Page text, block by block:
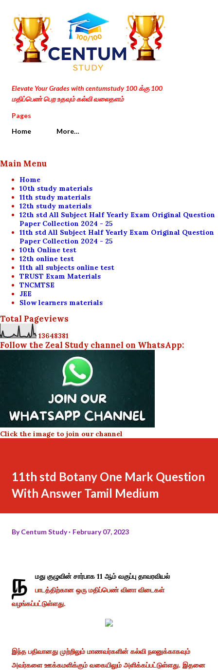
Skip to main content
Elevate Your Grades with centumstudy 100 க்கு 100
மதிப்பெண் பெற உதவும் கல்வி வலைதளம்
Pages
Home
More…
Main Menu
Home
10th study materials
11th study materials
12th study materials
12th std All Subject Half Yearly Exam Original Question
Paper Collection 2024 - 25
11th std All Subject Half Yearly Exam Original Question
Paper Collection 2024 - 25
10th Online test
12th online test
11th all subjects online test
TRUST Exam Materials
TNCMTSE
JEE
Slow learners materials
Total Pageviews
13648381
Follow the Zeal Study channel on WhatsApp:
Click the image to join our channel
11th std Botany One Mark Question
With Answer Tamil Medium
ByCentum Study February 07, 2023
ந
மது குழுவின் சார்பாக 11 ஆம் வகுப்பு தாவரவியல்
பாடத்திற்கான ஒரு மதிப்பெண் வினா விடைகள்
வழங்கப்பட்டுள்ளது.
இந்த பதிவானது முற்றிலும் மாணவர்களின் கல்வி நலனுக்காகவும்
அவர்களை ஊக்கமளிக்கும் வகையிலும் அளிக்கப்பட்டுள்ளது. இதனை